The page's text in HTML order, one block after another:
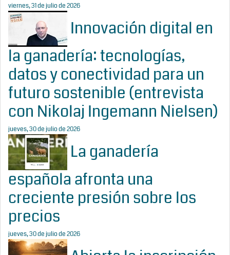
viernes, 31 de julio de 2026
Innovación digital en
la ganadería: tecnologías,
datos y conectividad para un
futuro sostenible (entrevista
con Nikolaj Ingemann Nielsen)
jueves, 30 de julio de 2026
La ganadería
española afronta una
creciente presión sobre los
precios
jueves, 30 de julio de 2026